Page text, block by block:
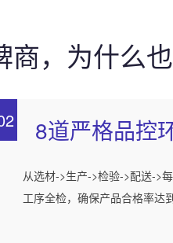
商，为什么
8道严格品控
从选材->生产->检验->配送->
工序全检，确保产品合格率达